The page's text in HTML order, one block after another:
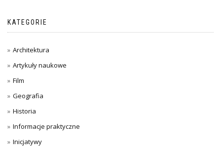
KATEGORIE
Architektura
Artykuły naukowe
Film
Geografia
Historia
Informacje praktyczne
Inicjatywy